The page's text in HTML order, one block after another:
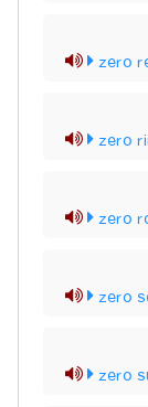
zero
zero
zero
zero
zero